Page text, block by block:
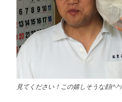
見てください！この嬉しそうな顔(^-^)